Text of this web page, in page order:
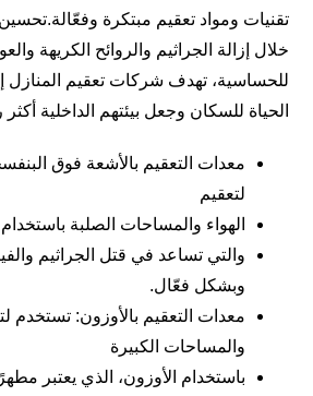
تقنيات ومواد تعقيم مبتكرة
خلال إزالة الجراثيم والروائح الكريهة
للحساسية، تهدف شركات تعقيم المنازل
الحياة للسكان وجعل بيئتهم الداخلية
لتعقيم
الهواء والمساحات الصلبة
والتي تساعد في قتل الجراثيم
وبشكل فعّال.
معدات التعقيم بالأوزون: تستخدم
والمساحات الكبيرة
باستخدام الأوزون، الذي يعتبر